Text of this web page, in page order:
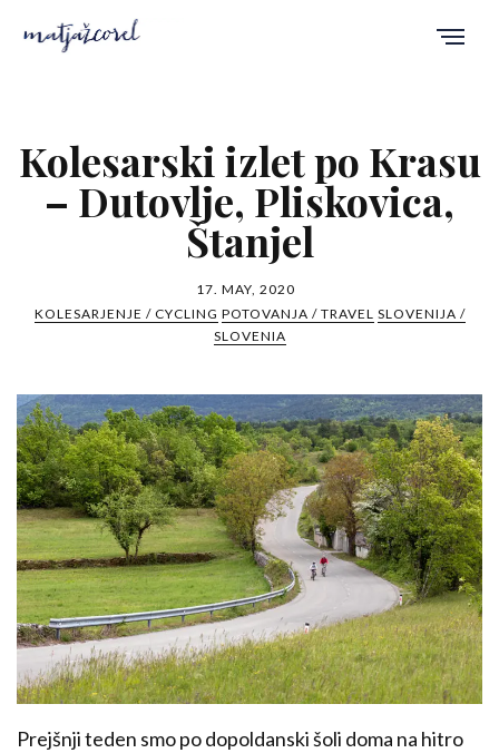
Kolesarski izlet po Krasu
– Dutovlje, Pliskovica,
Štanjel
17. MAY, 2020
KOLESARJENJE / CYCLING POTOVANJA / TRAVEL SLOVENIJA /
SLOVENIA
Prejšnji teden smo po dopoldanski šoli doma na hitro